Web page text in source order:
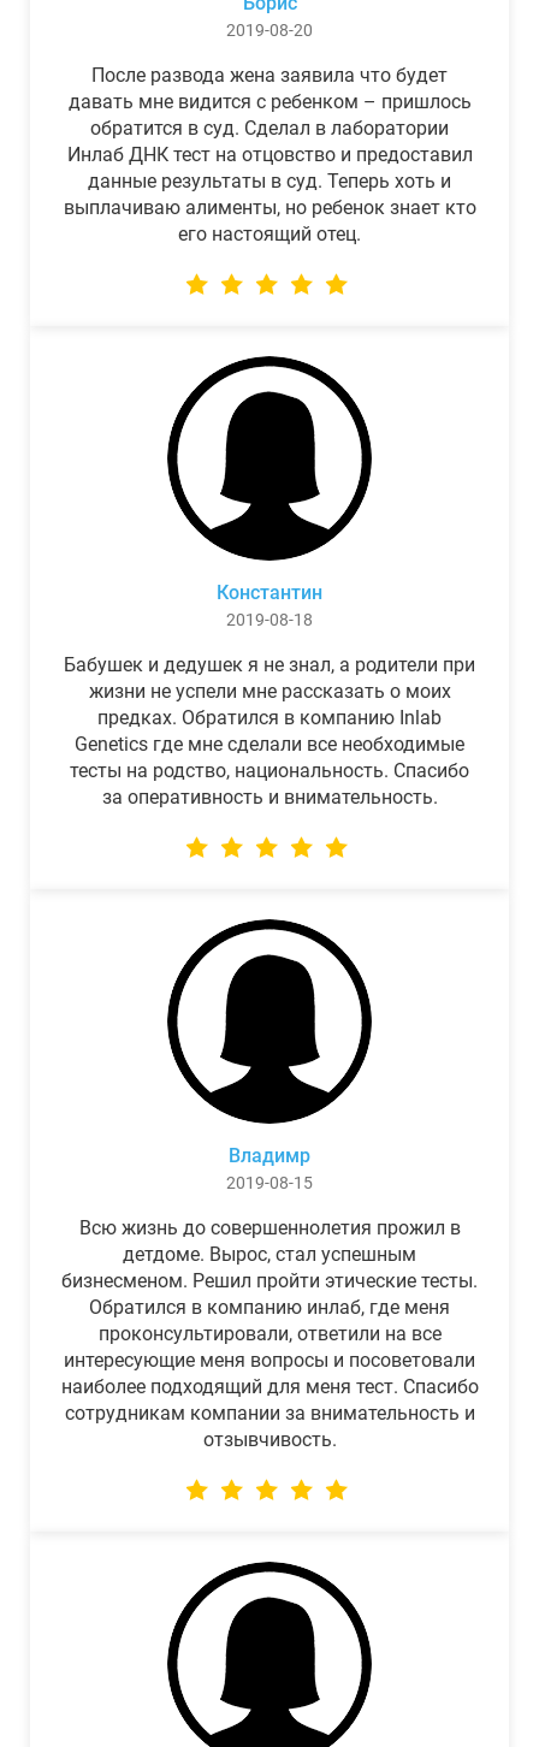
2019-08-20
После развода жена заявила что будет
давать мне видится с ребенком – пришлось
обратится в суд. Сделал в лаборатории
Инлаб ДНК тест на отцовство и предоставил
данные результаты в суд. Теперь хоть и
выплачиваю алименты, но ребенок знает кто
его настоящий отец.
Константин
2019-08-18
Бабушек и дедушек я не знал, а родители при
жизни не успели мне рассказать о моих
предках. Обратился в компанию Inlab
Genetics где мне сделали все необходимые
тесты на родство, национальность. Спасибо
за оперативность и внимательность.
Владимр
2019-08-15
Всю жизнь до совершеннолетия прожил в
детдоме. Вырос, стал успешным
бизнесменом. Решил пройти этические тесты.
Обратился в компанию инлаб, где меня
проконсультировали, ответили на все
интересующие меня вопросы и посоветовали
наиболее подходящий для меня тест. Спасибо
сотрудникам компании за внимательность и
отзывчивость.